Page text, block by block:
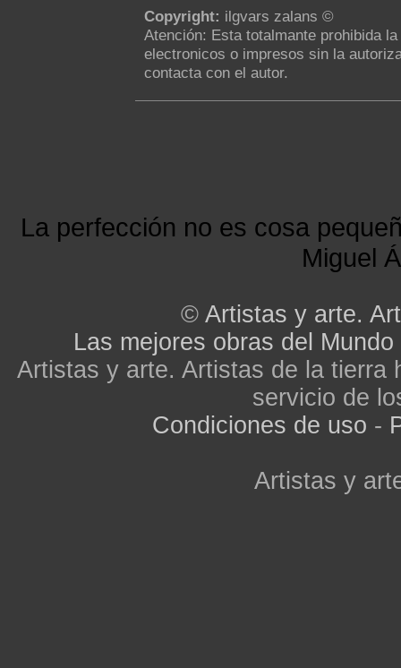
Copyright: ilgvars zalans ©
Atención: Esta totalmante prohibida
electronicos o impresos sin la
contacta con el autor.
La perfección no es cosa
Miguel
© Artistas y arte.
Las mejores obras del Mundo
Artistas y arte. Artistas de la tierra
servicio de
Condiciones de uso -
Artistas y